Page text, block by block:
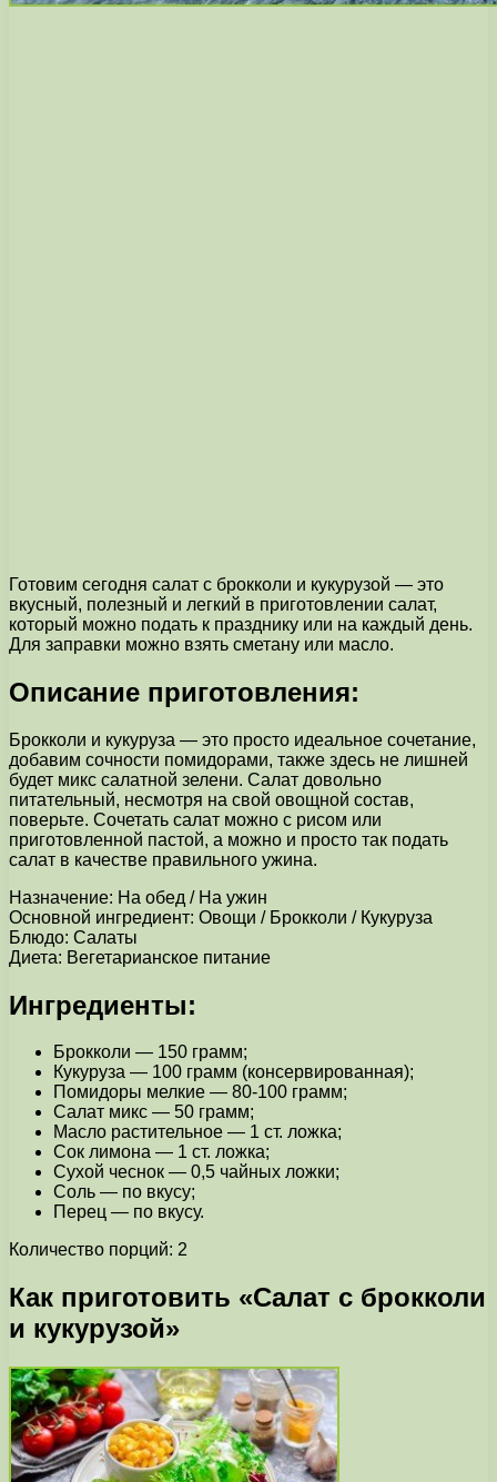
Готовим сегодня салат с брокколи и кукурузой — это
вкусный, полезный и легкий в приготовлении салат,
который можно подать к празднику или на каждый день.
Для заправки можно взять сметану или масло.
Описание приготовления:
Брокколи и кукуруза — это просто идеальное сочетание,
добавим сочности помидорами, также здесь не лишней
будет микс салатной зелени. Салат довольно
питательный, несмотря на свой овощной состав,
поверьте. Сочетать салат можно с рисом или
приготовленной пастой, а можно и просто так подать
салат в качестве правильного ужина.
Назначение: На обед / На ужин
Основной ингредиент: Овощи / Брокколи / Кукуруза
Блюдо: Салаты
Диета: Вегетарианское питание
Ингредиенты:
Брокколи — 150 грамм;
Кукуруза — 100 грамм (консервированная);
Помидоры мелкие — 80-100 грамм;
Салат микс — 50 грамм;
Масло растительное — 1 ст. ложка;
Сок лимона — 1 ст. ложка;
Сухой чеснок — 0,5 чайных ложки;
Соль — по вкусу;
Перец — по вкусу.
Количество порций: 2
Как приготовить «Салат с брокколи
и кукурузой»